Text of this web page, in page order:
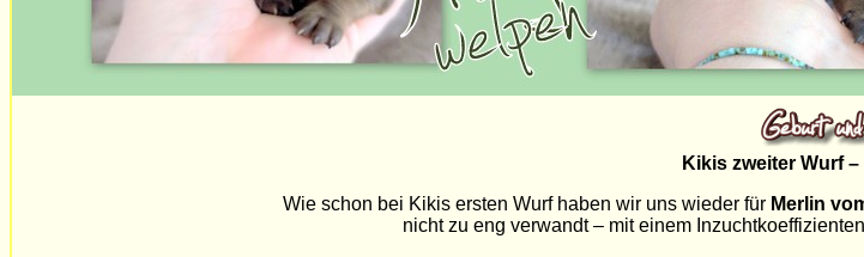
Kikis zweiter Wurf
Wie schon bei Kikis ersten Wurf haben wir uns wieder für Merlin
nicht zu eng verwandt – mit einem